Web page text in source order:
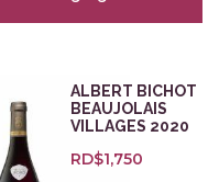
ALBERT BICHOT
BEAUJOLAIS
VILLAGES 2020
RD$1,750